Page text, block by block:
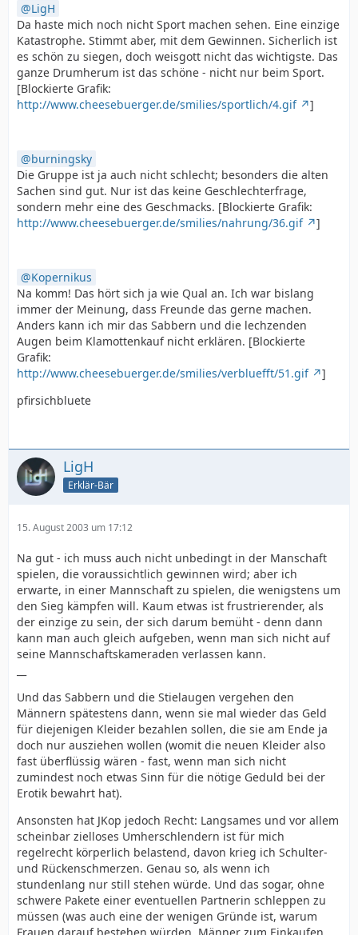
LigH
Da haste mich noch nicht Sport machen sehen. Eine einzige
Katastrophe. Stimmt aber, mit dem Gewinnen. Sicherlich ist
es schön zu siegen, doch weisgott nicht das wichtigste. Das
ganze Drumherum ist das schöne - nicht nur beim Sport.
[Blockierte Grafik:
http://www.cheesebuerger.de/smilies/sportlich/4.gif
]
burningsky
Die Gruppe ist ja auch nicht schlecht; besonders die alten
Sachen sind gut. Nur ist das keine Geschlechterfrage,
sondern mehr eine des Geschmacks. [Blockierte Grafik:
http://www.cheesebuerger.de/smilies/nahrung/36.gif
]
Kopernikus
Na komm! Das hört sich ja wie Qual an. Ich war bislang
immer der Meinung, dass Freunde das gerne machen.
Anders kann ich mir das Sabbern und die lechzenden
Augen beim Klamottenkauf nicht erklären. [Blockierte
Grafik:
http://www.cheesebuerger.de/smilies/verbluefft/51.gif
]
pfirsichbluete
LigH
Erklär-Bär
15. August 2003 um 17:12
Na gut - ich muss auch nicht unbedingt in der Manschaft
spielen, die voraussichtlich gewinnen wird; aber ich
erwarte, in einer Mannschaft zu spielen, die wenigstens um
den Sieg kämpfen will. Kaum etwas ist frustrierender, als
der einzige zu sein, der sich darum bemüht - denn dann
kann man auch gleich aufgeben, wenn man sich nicht auf
seine Mannschaftskameraden verlassen kann.
Und das Sabbern und die Stielaugen vergehen den
Männern spätestens dann, wenn sie mal wieder das Geld
für diejenigen Kleider bezahlen sollen, die sie am Ende ja
doch nur ausziehen wollen (womit die neuen Kleider also
fast überflüssig wären - fast, wenn man sich nicht
zumindest noch etwas Sinn für die nötige Geduld bei der
Erotik bewahrt hat).
Ansonsten hat JKop jedoch Recht: Langsames und vor allem
scheinbar zielloses Umherschlendern ist für mich
regelrecht körperlich belastend, davon krieg ich Schulter-
und Rückenschmerzen. Genau so, als wenn ich
stundenlang nur still stehen würde. Und das sogar, ohne
schwere Pakete einer eventuellen Partnerin schleppen zu
müssen (was auch eine der wenigen Gründe ist, warum